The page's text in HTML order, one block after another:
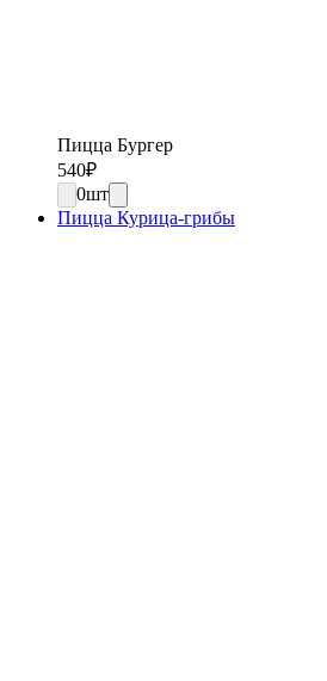
Пицца Бургер
540₽
0шт
Пицца Курица-грибы